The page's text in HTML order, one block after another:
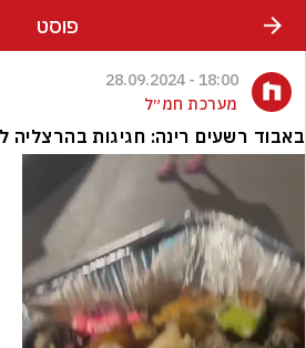
פוסט
18:00 - 28.09.2024
מערכת חמ״ל
באבוד רשעים רינה: חגיגות בהרצליה